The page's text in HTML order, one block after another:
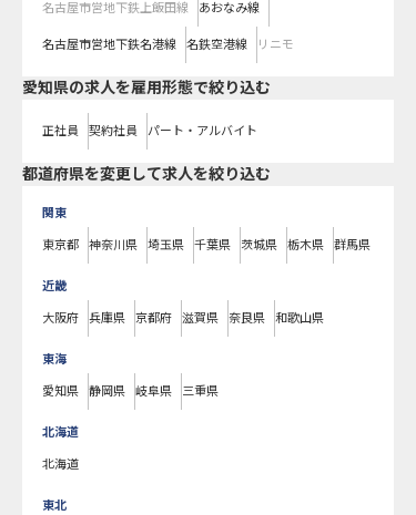
名古屋市営地下鉄上飯田線 あおなみ線
名古屋市営地下鉄名港線 名鉄空港線 リニモ
愛知県の求人を雇用形態で絞り込む
正社員 契約社員 パート・アルバイト
都道府県を変更して求人を絞り込む
関東
東京都 神奈川県 埼玉県 千葉県 茨城県 栃木県 群馬県
近畿
大阪府 兵庫県 京都府 滋賀県 奈良県 和歌山県
東海
愛知県 静岡県 岐阜県 三重県
北海道
北海道
東北